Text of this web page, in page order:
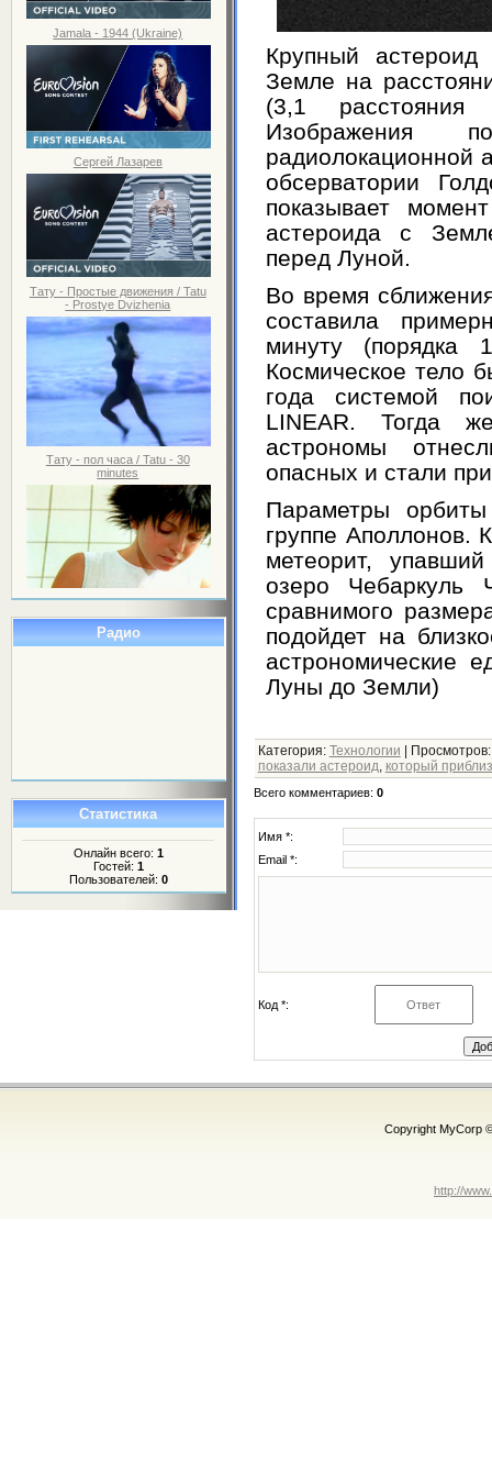
Jamala - 1944 (Ukraine)
Сергей Лазарев
Тату - Простые движения / Tatu
- Prostye Dvizhenia
Тату - пол часа / Tatu - 30
minutes
Радио
Статистика
Онлайн всего: 1
Гостей: 1
Пользователей: 0
Крупный
Земле на
(3,1
Изображения
радиолокационной
обсерватории
показывает
астероида с
перед Луной.
Во время
составила
минуту (порядка
Космическое тело
года системой
LINEAR. Тогда
астрономы
опасных и стали
Параметры
группе Аполлонов.
метеорит,
озеро Чебаркуль
сравнимого
подойдет на
астрономические
Луны до Земли)
Категория: Технологии Просмотров
показали астероид, который
Всего комментариев: 0
Имя *:
Email *:
Код *:
Copyright MyCorp
http://